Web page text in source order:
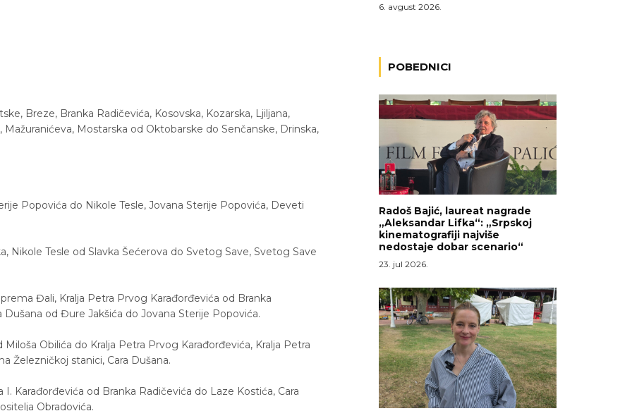
Breze, Branka Radičevića, Kosovska, Kozarska, Ljiljana,
Mažuranićeva, Mostarska od Oktobarske do Senčanske, Drinska,
Popovića do Nikole Tesle, Jovana Sterije Popovića, Deveti
Nikole Tesle od Slavka Šećerova do Svetog Save, Svetog Save
Đali, Kralja Petra Prvog Karađorđevića od Branka
Dušana od Đure Jakšića do Jovana Sterije Popovića.
Miloša Obilića do Kralja Petra Prvog Karađorđevića, Kralja Petra
Železničkoj stanici, Cara Dušana.
I. Karađorđevića od Branka Radičevića do Laze Kostića, Cara
Obradovića.
6. avgust 2026.
POBEDNICI
Radoš Bajić, laureat nagrade
„Aleksandar Lifka“: „Srpskoj
kinematografiji najviše
nedostaje dobar scenario“
23. jul 2026.